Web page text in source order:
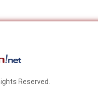
Reserved.